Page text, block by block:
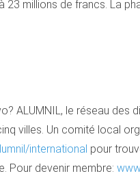
millions de francs. La
ALUMNIL, le réseau des
villes. Un comité local
international pour
Pour devenir membre: